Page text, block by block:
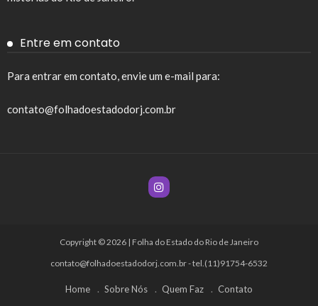
Entre em contato
Para entrar em contato, envie um e-mail para:
contato@folhadoestadodorj.com.br
Copyright © 2026 | Folha do Estado do Rio de Janeiro
contato@folhadoestadodorj.com.br- tel.(11)91754-6532
Home Sobre Nós Quem Faz Contato